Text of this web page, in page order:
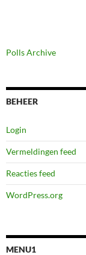
Polls Archive
BEHEER
Login
Vermeldingen feed
Reacties feed
WordPress.org
MENU1